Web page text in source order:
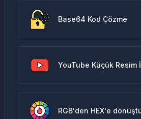
Base64 Kod Çözme
YouTube Küçük Resim
RGB'den HEX'e